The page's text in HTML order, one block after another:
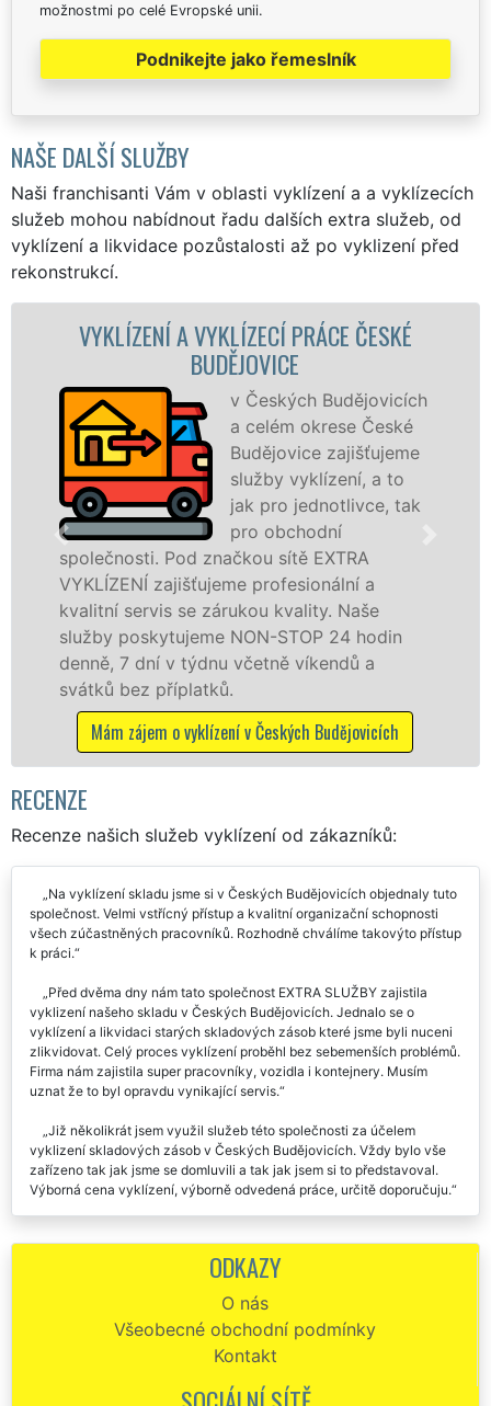
možnostmi po celé Evropské unii.
Podnikejte jako řemeslník
NAŠE DALŠÍ SLUŽBY
Naši franchisanti Vám v oblasti vyklízení a a vyklízecích
služeb mohou nabídnout řadu dalších extra služeb, od
vyklízení a likvidace pozůstalosti až po vyklizení před
rekonstrukcí.
A VYKLÍZECÍ PRÁCE ČESKÉ
v Českých Budějovicích
a celém okrese České
Budějovice zajišťujeme
služby vyklízení, a to
jak pro jednotlivce, tak
pro obchodní
Pod značkou sítě EXTRA
zajišťujeme profesionální a
se zárukou kvality. Naše
NON-STOP 24 hodin
v týdnu včetně víkendů a
příplatků.
o vyklízení v Českých Budějovicích
právnickým
odvedené
RECENZE
Recenze našich služeb vyklízení od zákazníků:
Na vyklízení skladu jsme si v Českých Budějovicích objednaly tuto
společnost. Velmi vstřícný přístup a kvalitní organizační schopnosti
všech zúčastněných pracovníků. Rozhodně chválíme takovýto přístup
k práci.
Před dvěma dny nám tato společnost EXTRA SLUŽBY zajistila
vyklizení našeho skladu v Českých Budějovicích. Jednalo se o
vyklízení a likvidaci starých skladových zásob které jsme byli nuceni
zlikvidovat. Celý proces vyklízení proběhl bez sebemenších problémů.
Firma nám zajistila super pracovníky, vozidla i kontejnery. Musím
uznat že to byl opravdu vynikající servis.
Již několikrát jsem využil služeb této společnosti za účelem
vyklizení skladových zásob v Českých Budějovicích. Vždy bylo vše
zařízeno tak jak jsme se domluvili a tak jak jsem si to představoval.
Výborná cena vyklízení, výborně odvedená práce, určitě doporučuju.
Českých Budějovicích bylo provedeno velmi odborně a profesionálně.
ODKAZY
O nás
Všeobecné obchodní podmínky
Kontakt